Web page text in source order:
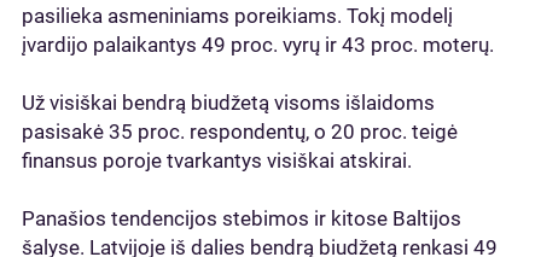
pasilieka asmeniniams poreikiams. Tokį modelį
įvardijo palaikantys 49 proc. vyrų ir 43 proc. moterų.
Už visiškai bendrą biudžetą visoms išlaidoms
pasisakė 35 proc. respondentų, o 20 proc. teigė
finansus poroje tvarkantys visiškai atskirai.
Panašios tendencijos stebimos ir kitose Baltijos
šalyse. Latvijoje iš dalies bendrą biudžetą renkasi 49